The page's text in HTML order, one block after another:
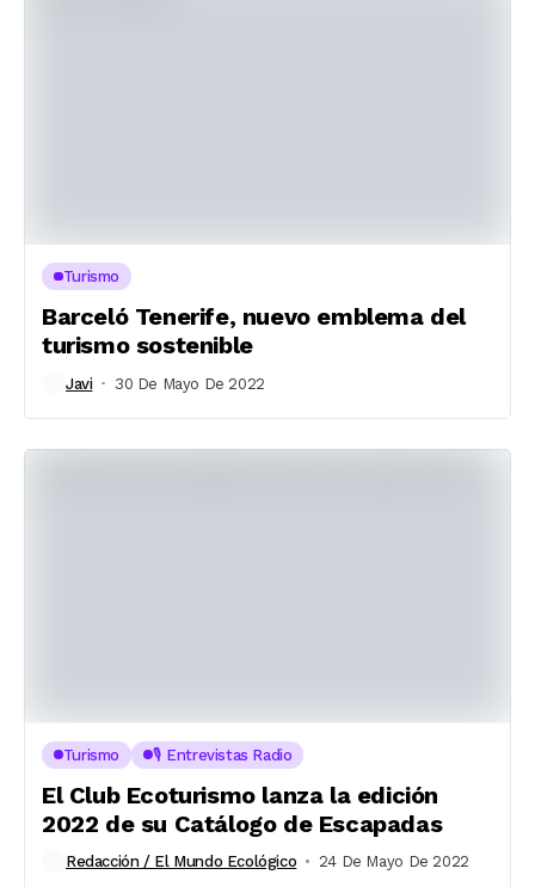
Turismo
Barceló Tenerife, nuevo emblema del
turismo sostenible
Javi 30 De Mayo De 2022
Turismo 🎙️ Entrevistas Radio
El Club Ecoturismo lanza la edición
2022 de su Catálogo de Escapadas
Redacción / El Mundo Ecológico 24 De Mayo De 2022